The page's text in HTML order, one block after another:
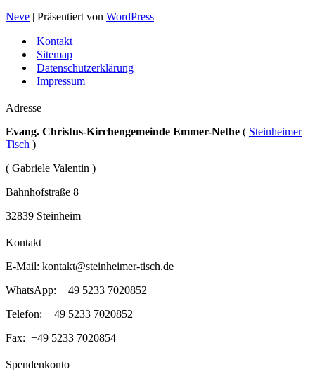
Neve | Präsentiert von WordPress
Kontakt
Sitemap
Datenschutzerklärung
Impressum
Adresse
Evang. Christus-Kirchengemeinde Emmer-Nethe ( Steinheimer
Tisch )
( Gabriele Valentin )
Bahnhofstraße 8
32839 Steinheim
Kontakt
E-Mail: kontakt@steinheimer-tisch.de
WhatsApp: +49 5233 7020852
Telefon: +49 5233 7020852
Fax: +49 5233 7020854
Spendenkonto